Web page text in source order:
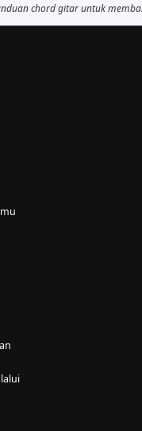
chord gitar untuk